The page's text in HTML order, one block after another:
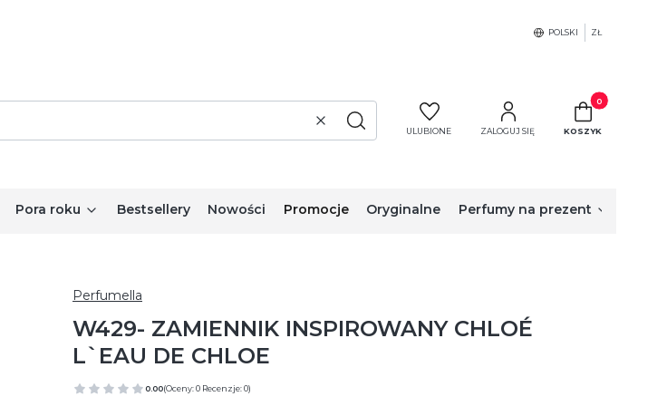
POLSKI ZŁ
WyczyśćSzukaj ULUBIONE ZALOGUJ SIĘ
Produkty w
KOSZYK
Pora roku Bestsellery Nowości Promocje Oryginalne Perfumy na prezent
Perfumella
W429- ZAMIENNIK INSPIROWANY CHLOÉ
L`EAU DE CHLOE
0.00(Oceny: 0 Recenzje: 0)